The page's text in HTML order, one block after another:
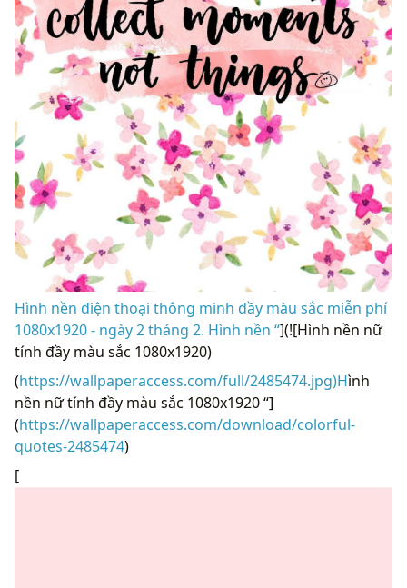
Hình nền điện thoại thông minh đầy màu sắc miễn phí
1080x1920 - ngày 2 tháng 2. Hình nền “](![Hình nền nữ
tính đầy màu sắc 1080x1920)
(https://wallpaperaccess.com/full/2485474.jpg)Hình
nền nữ tính đầy màu sắc 1080x1920 “]
(https://wallpaperaccess.com/download/colorful-
quotes-2485474)
[